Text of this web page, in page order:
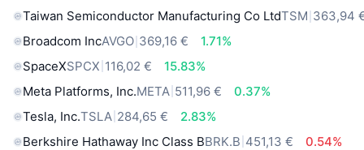
Taiwan Semiconductor Manufacturing Co LtdTSM 363,94
Broadcom IncAVGO 369,16 €
1.71%
SpaceXSPCX 116,02 €
15.83%
Meta Platforms, Inc.META 511,96 €
0.37%
Tesla, Inc.TSLA 284,65 €
2.83%
Berkshire Hathaway Inc Class BBRK.B 451,13 €
0.54%